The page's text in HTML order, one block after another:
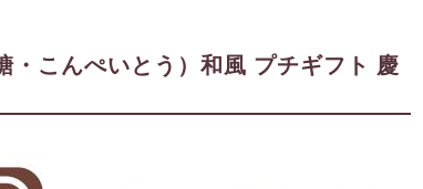
・こんぺいとう）和風 プチギフト 慶